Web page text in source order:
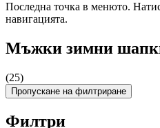
Последна точка в менюто.
навигацията.
Мъжки зимни
(25)
Пропускане на филтриране
Филтри